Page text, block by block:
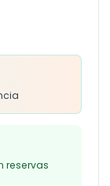
reservas